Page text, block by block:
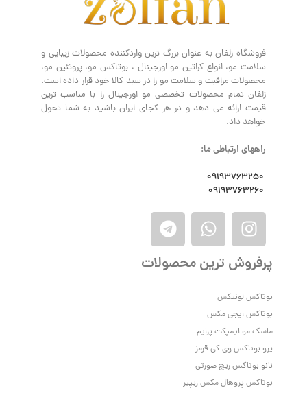
فروشگاه زلفان به عنوان بزرگ ترین واردکننده محصولات زیبایی و
سلامت مو، انواع کراتین مو اورجینال ، بوتاکس مو، پروتئین مو،
محصولات مراقبت و سلامت مو را در سبد کالا خود قرار داده است.
زلفان تمام محصولات تخصصی مو اورجینال را با مناسب ترین
قیمت ارائه می دهد و در هر کجای ایران باشید به شما تحول
خواهد داد.
راههای ارتباطی ما:
09193763250
09193763260
پرفروش ترین محصولات
بوتاکس لونیکس
بوتاکس ایجی مکس
ماسک مو ایمپکت پرایم
پرو بوتاکس وی‌ کی قرمز
نانو بوتاکس ریچ صورتی
بوتاکس پروهال مکس ریپیر